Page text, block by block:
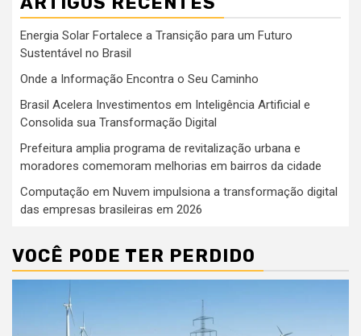
Energia Solar Fortalece a Transição para um Futuro
Sustentável no Brasil
Onde a Informação Encontra o Seu Caminho
Brasil Acelera Investimentos em Inteligência Artificial e
Consolida sua Transformação Digital
Prefeitura amplia programa de revitalização urbana e
moradores comemoram melhorias em bairros da cidade
Computação em Nuvem impulsiona a transformação digital
das empresas brasileiras em 2026
VOCÊ PODE TER PERDIDO